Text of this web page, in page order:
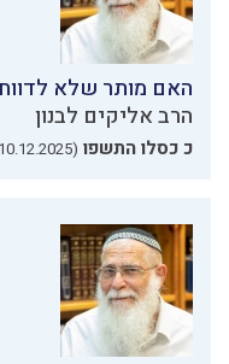
האם מותר שלא
הרב אליקים לבנון
כ כסלו התשפו (10.12.2025)